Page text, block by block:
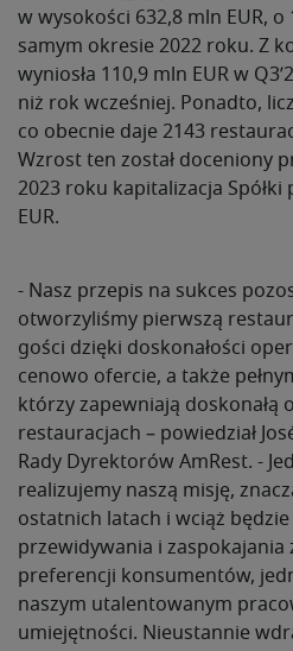
w wysokości 632,8 mln EUR, o
samym okresie 2022 roku. Z
wyniosła 110,9 mln EUR w
niż rok wcześniej. Ponadto,
co obecnie daje 2143
Wzrost ten został doceniony
2023 roku kapitalizacja Spółki
EUR.
- Nasz przepis na sukces
otworzyliśmy pierwszą
gości dzięki doskonałości
cenowo ofercie, a także
którzy zapewniają doskonałą
restauracjach – powiedział
Rady Dyrektorów AmRest. -
realizujemy naszą misję,
ostatnich latach i wciąż
przewidywania i zaspokajania
preferencji konsumentów,
naszym utalentowanym
umiejętności. Nieustannie